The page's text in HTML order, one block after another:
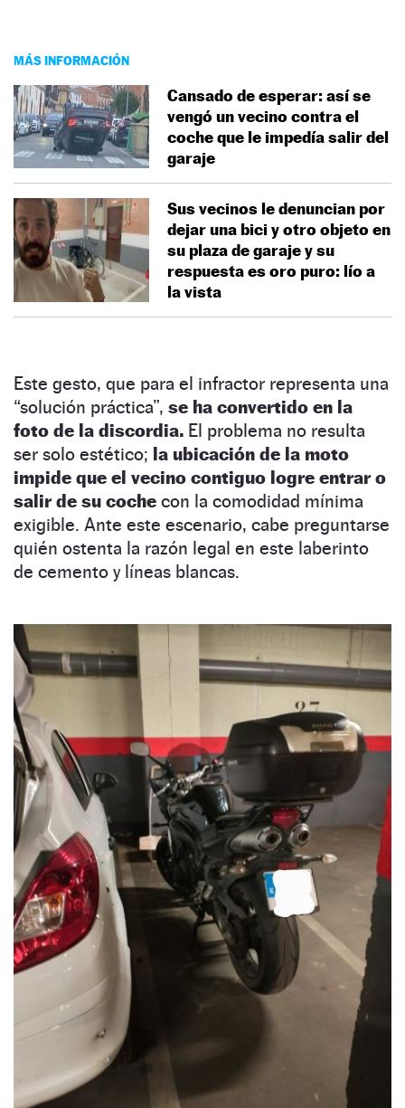
MÁS INFORMACIÓN
Cansado de esperar: así se
vengó un vecino contra el
coche que le impedía salir del
garaje
Sus vecinos le denuncian por
dejar una bici y otro objeto en
su plaza de garaje y su
respuesta es oro puro: lío a
la vista
Este gesto, que para el infractor representa una
“solución práctica”, se ha convertido en la
foto de la discordia. El problema no resulta
ser solo estético; la ubicación de la moto
impide que el vecino contiguo logre entrar o
salir de su coche con la comodidad mínima
exigible. Ante este escenario, cabe preguntarse
quién ostenta la razón legal en este laberinto
de cemento y líneas blancas.